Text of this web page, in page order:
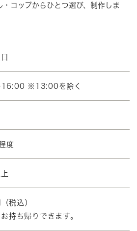
コップからひとつ選び、制作しま
※13:00を除く
度
税込）
持ち帰りできます。